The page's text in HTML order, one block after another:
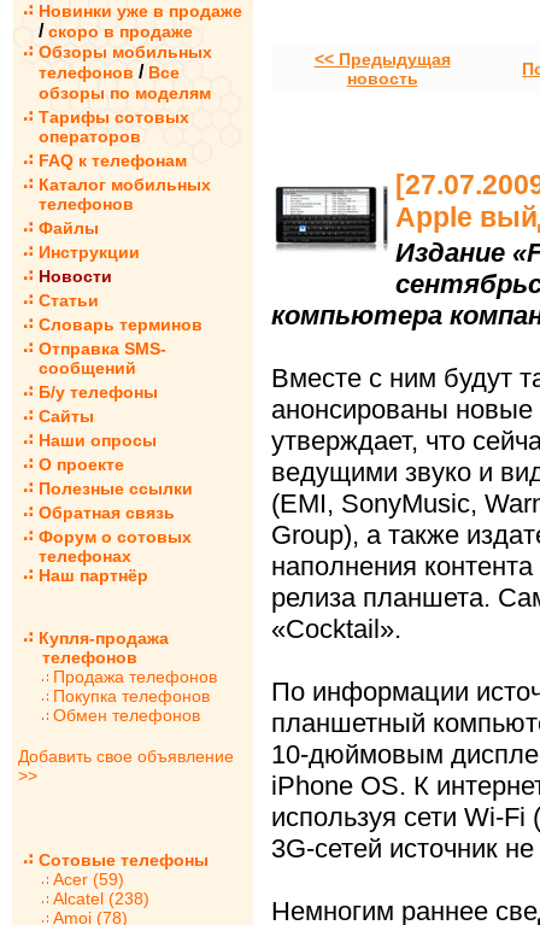
Новинки уже в продаже
/ скоро в продаже
Обзоры мобильных
телефонов / Все
обзоры по моделям
Тарифы сотовых
операторов
FAQ к телефонам
Каталог мобильных
телефонов
Файлы
Инструкции
Новости
Статьи
Словарь терминов
Отправка SMS-
сообщений
Б/у телефоны
Сайты
Наши опросы
О проекте
Полезные ссылки
Обратная связь
Форум о сотовых
телефонах
Наш партнёр
Купля-продажа
телефонов
Продажа телефонов
Покупка телефонов
Обмен телефонов
Добавить свое объявление
>>
Сотовые телефоны
Acer (59)
Alcatel (238)
Amoi (78)
<< Предыдущая
новость
Apple
Издание
компьютера
Вместе с ним будут
анонсированы
утверждает, что
ведущими звуко и
(EMI, SonyMusic,
Group), а также
наполнения
релиза планшета.
«Cocktail».
По информации
планшетный
10-дюймовым
iPhone OS. К
используя сети Wi-
3G-сетей источник
Немногим раннее